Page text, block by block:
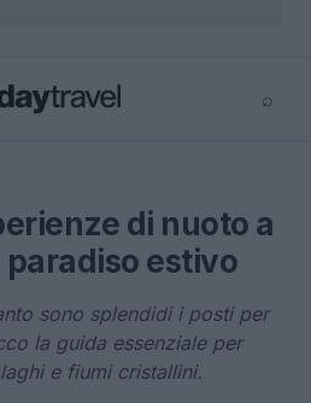
⌕
di nuoto a
estivo
sono splendidi i posti per
la guida essenziale per
e fiumi cristallini.